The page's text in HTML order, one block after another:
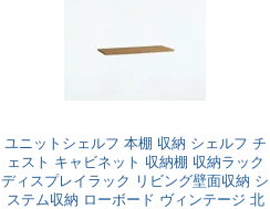
ユニットシェルフ 本棚 収納 シェルフ チ
ェスト キャビネット 収納棚 収納ラック
ディスプレイラック リビング壁面収納 シ
ステム収納 ローボード ヴィンテージ 北